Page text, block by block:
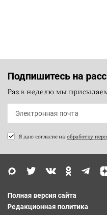
Подпишитесь на
Раз в неделю мы
Я даю согласие на обработку
Полная версия сайта
Редакционная политика